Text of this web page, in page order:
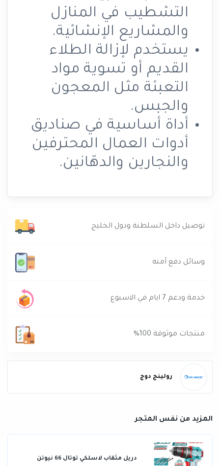
التشطيب في المنازل
والمشاريع الإنشائية.
يستخدم لإزالة الطلاء
القديم أو تسوية مواد
التعبئة مثل المعجون
والجبس.
أداة أساسية في صناديق
أدوات العمال المحترفين
والنجارين والدهّانين.
توصيل داخل السلطنة ودول الخليج
وسائل دفع آمنه
خدمة ودعم 7 ايام في الاسبوع
منتجات موثوقة 100%
رولينج دوج
المزيد من نفس المتجر
دريل مثقاب لاسلكي توتال 66 نيوتن